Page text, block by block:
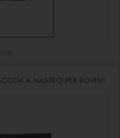
5)
A NASTRO PER BOVINI